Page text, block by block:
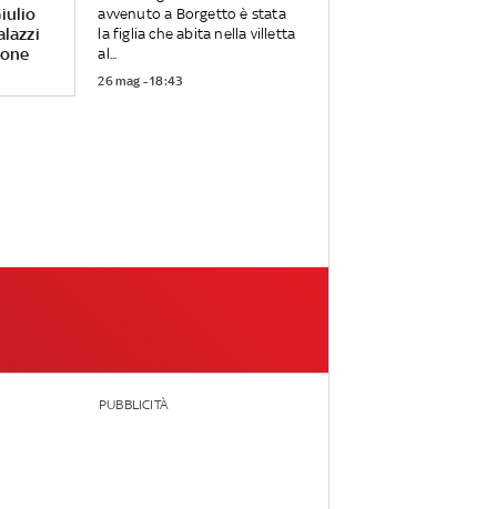
avvenuto a Borgetto è stata
la figlia che abita nella villetta
al...
26 mag - 18:43
PUBBLICITÀ